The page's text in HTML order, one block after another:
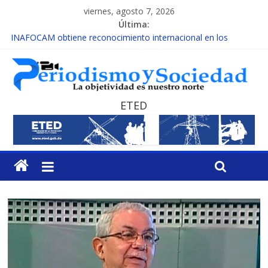
viernes, agosto 7, 2026
Última:
INAFOCAM obtiene reconocimiento internacional en los
15 de febrero de cada año es Día Nacional de la lucha contra el
cáncer infantil
EL ENFOQUE UNILATERAL DE LA COALICIÓN
MESCyT y Universidad Albizu apoyarán rehabilitación de
reclusos
MESCyT presenta calendario de Consulta Nacional por la
Educación
ETED